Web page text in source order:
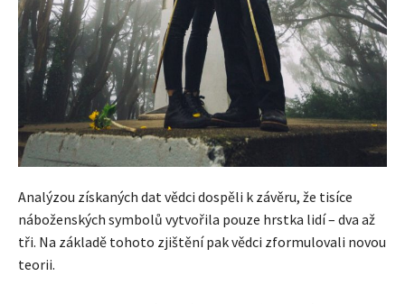
Analýzou získaných dat vědci dospěli k závěru, že tisíce
náboženských symbolů vytvořila pouze hrstka lidí – dva až
tři. Na základě tohoto zjištění pak vědci zformulovali novou
teorii.